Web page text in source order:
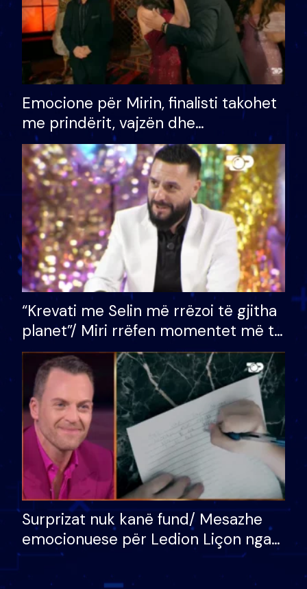
Emocione për Mirin, finalisti takohet
me prindërit, vajzën dhe
bashkëshorten: S’kemi ndonjë letër
divorci apo jo?
“Krevati me Selin më rrëzoi të gjitha
planet”/ Miri rrëfen momentet më të
bukura në shtëpinë e BB VIP: Do më
mungojë zilja e mëngjesit kur…
Surprizat nuk kanë fund/ Mesazhe
emocionuese për Ledion Liçon nga
nëna dhe fëmijët e tij, moderatori
nuk i mban dot lotët: Nuk meritoj…